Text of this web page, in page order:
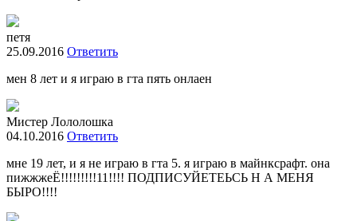
петя
25.09.2016 Ответить
мен 8 лет и я играю в гта пять онлаен
Мистер Лололошка
04.10.2016 Ответить
мне 19 лет, и я не играю в гта 5. я играю в майнксрафт. она
пижжжеЁ!!!!!!!!!11!!!! ПОДПИСУЙЕТЕЬСЬ Н А МЕНЯ
БЫРО!!!!